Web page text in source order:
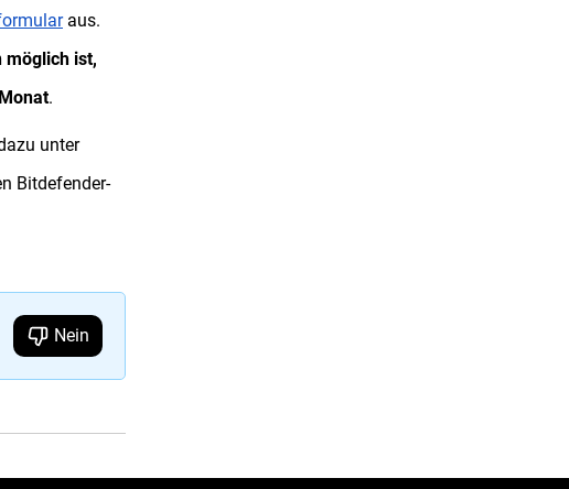
aus.
möglich ist,
.
unter
Bitdefender-
Nein